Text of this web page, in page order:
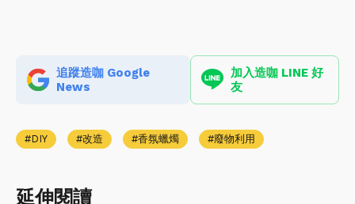
追蹤造咖 Google
News
加入造咖 LINE 好
友
DIY 改造 香氛蠟燭 廢物利用
延伸閱讀